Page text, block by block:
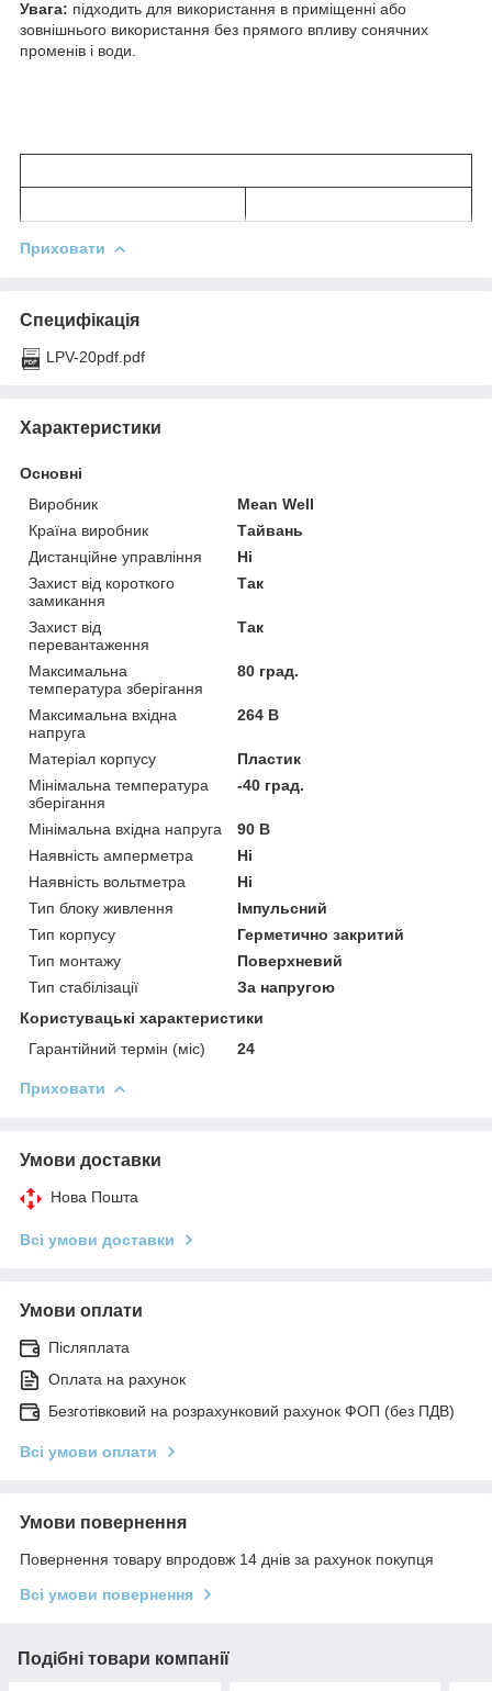
Увага: підходить для використання в приміщенні або
зовнішнього використання без прямого впливу сонячних
променів і води.
Приховати
Специфікація
LPV-20pdf.pdf
Характеристики
Основні
Виробник
Mean Well
Країна виробник
Тайвань
Дистанційне управління
Ні
Захист від короткого
замикання
Так
Захист від
перевантаження
Так
Максимальна
температура зберігання
80 град.
Максимальна вхідна
напруга
264 В
Матеріал корпусу
Пластик
Мінімальна температура
зберігання
-40 град.
Мінімальна вхідна напруга
90 В
Наявність амперметра
Ні
Наявність вольтметра
Ні
Тип блоку живлення
Імпульсний
Тип корпусу
Герметично закритий
Тип монтажу
Поверхневий
Тип стабілізації
За напругою
Користувацькі характеристики
Гарантійний термін (міс)
24
Приховати
Умови доставки
Нова Пошта
Всі умови доставки
Умови оплати
Післяплата
Оплата на рахунок
Безготівковий на розрахунковий рахунок ФОП (без ПДВ)
Всі умови оплати
Умови повернення
Повернення товару впродовж 14 днів за рахунок покупця
Всі умови повернення
Подібні товари компанії